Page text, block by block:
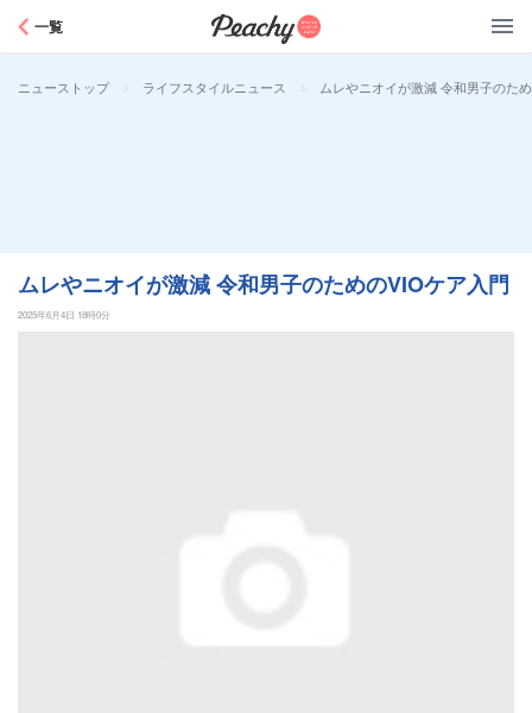
一覧
ニューストップ > ライフスタイルニュース > ムレやニオイが激減 令和男子のた
ムレやニオイが激減 令和男子のためのVIOケア入門
2025年6月4日 18時0分